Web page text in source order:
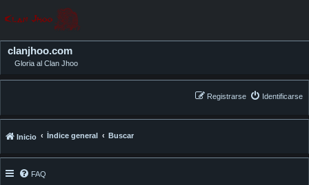
clanjhoo.com
Gloria al Clan Jhoo
Identificarse
Registrarse
Inicio Índice general Buscar
FAQ